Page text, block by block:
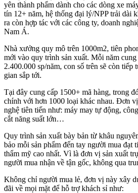
yên thành phẩm dành cho các dòng xe
tín 12+ năm, hệ thống đại lý/NPP trải dài
ra còn hợp tác với các công ty, doanh
Nam Á.
Nhà xưởng quy mô trên 1000m2, tiên
mới vào quy trình sản xuất. Mỗi năm
2.400.000 sp/năm, con số trên sẽ còn tiếp
gian sắp tới.
Tại đây cung cấp 1500+ mã hàng, trong
chính với hơn 1000 loại khác nhau. Đơn
nghệ tiên tiến như: máy may tự động,
cắt năng suất lớn…
Quy trình sản xuất bày bản từ khâu
bảo mỗi sản phẩm đến tay người mua đạt
thẩm mỹ cao nhất. Vì là đơn vị sản xuất
người mua nhận về tận gốc, không qua
Không chỉ người mua lẻ, đơn vị này xây
đãi về mọi mặt để hỗ trợ khách sỉ như: